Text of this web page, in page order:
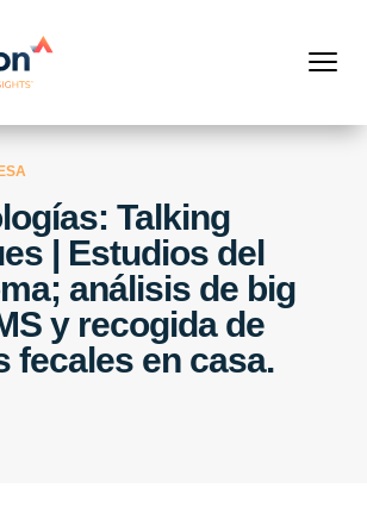
Talking
| Estudios del
análisis de big
y recogida de
fecales en casa.